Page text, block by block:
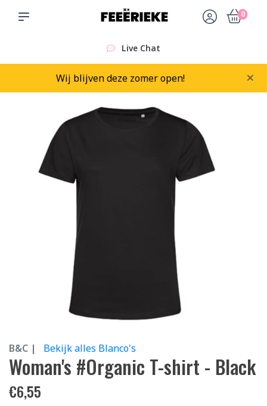
0
Live Chat
Wij blijven deze zomer open! ×
B&C | Bekijk alles Blanco's
Woman's #Organic T-shirt - Black
€6,55